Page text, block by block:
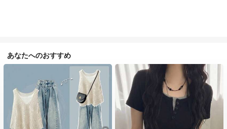
あなたへのおすすめ